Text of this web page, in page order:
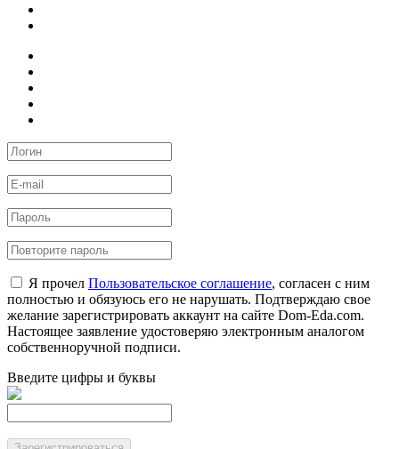
Я прочел Пользовательское соглашение, согласен с ним
полностью и обязуюсь его не нарушать. Подтверждаю свое
желание зарегистрировать аккаунт на сайте Dom-Eda.com.
Настоящее заявление удостоверяю электронным аналогом
собственноручной подписи.
Введите цифры и буквы